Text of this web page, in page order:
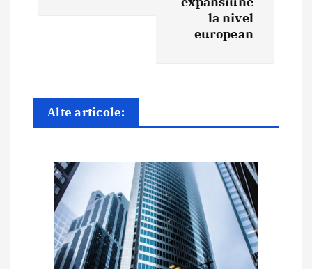
a
la nivel
european
Alte articole: